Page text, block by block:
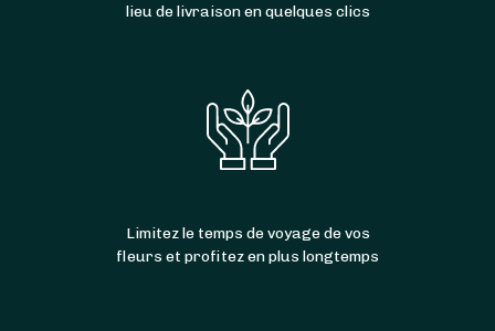
lieu de livraison en quelques clics
Limitez le temps de voyage de vos
fleurs et profitez en plus longtemps